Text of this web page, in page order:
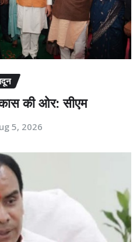
की ओर: सीएम
5, 2026